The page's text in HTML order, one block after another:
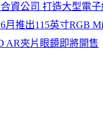
資公司 打造大型電
月推出115英寸RGB
AR夾片眼鏡即將開售